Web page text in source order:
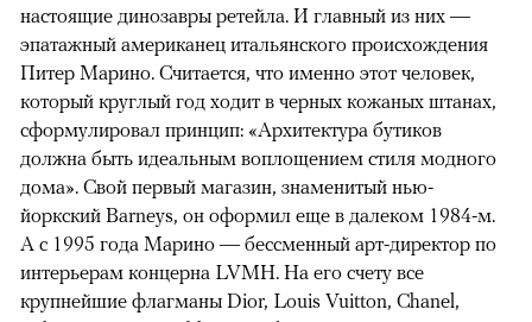
настоящие динозавры ретейла. И главный из них —
эпатажный американец итальянского происхождения
Питер Марино. Считается, что именно этот человек,
который круглый год ходит в черных кожаных штанах,
сформулировал принцип: «Архитектура бутиков
должна быть идеальным воплощением стиля модного
дома». Свой первый магазин, знаменитый нью-
йоркский Barneys, он оформил еще в далеком 1984-м.
А с 1995 года Марино — бессменный арт-директор по
интерьерам концерна LVMH. На его счету все
крупнейшие флагманы Dior, Louis Vuitton, Chanel,